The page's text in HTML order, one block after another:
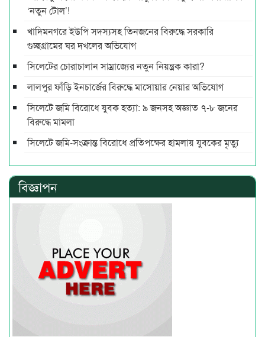
‘নতুন টোল’!
খাদিমনগরে ইউপি সদস্যসহ তিনজনের বিরুদ্ধে সরকারি
গুচ্ছগ্রামের ঘর দখলের অভিযোগ
সিলেটের চোরাচালান সাম্রাজ্যের নতুন নিয়ন্ত্রক কারা?
লালপুর ফাঁড়ি ইনচার্জের বিরুদ্ধে মাসোয়ার নেয়ার অভিযোগ
সিলেটে জমি বিরোধে যুবক হত্যা: ৯ জনসহ অজ্ঞাত ৭-৮ জনের
বিরুদ্ধে মামলা
সিলেটে জমি-সংক্রান্ত বিরোধে প্রতিপক্ষের হামলায় যুবকের মৃত্যু
বিজ্ঞাপন